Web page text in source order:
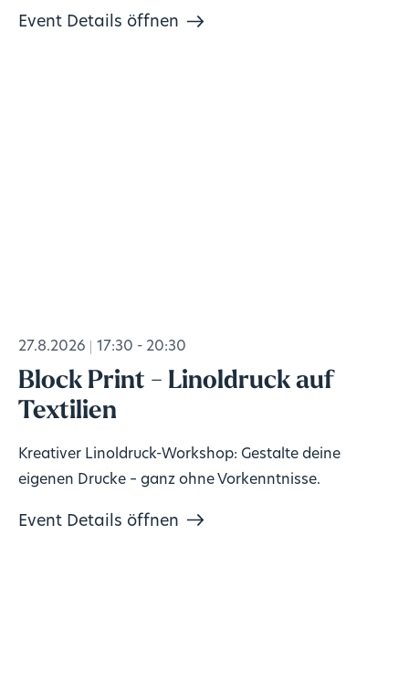
Event Details öffnen
27.8.2026 17:30 - 20:30
Block Print - Linoldruck auf
Textilien
Kreativer Linoldruck-Workshop: Gestalte deine
eigenen Drucke – ganz ohne Vorkenntnisse.
Event Details öffnen